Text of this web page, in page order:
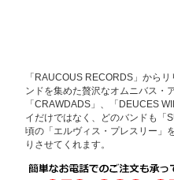
「RAUCOUS RECORDS」から
ンドを集めた贅沢なオムニバス・
「CRAWDADS」、「DEUCES
イだけではなく、どのバンドも「
頃の「エルヴィス・プレスリー」
りさせてくれます。